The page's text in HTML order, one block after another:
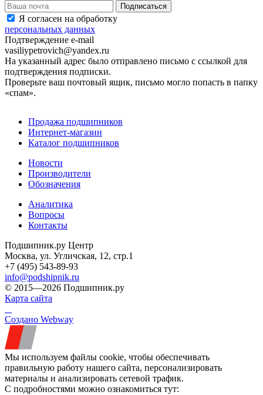
Я согласен на обработку
персональных данных
Подтверждение e-mail
vasiliypetrovich@yandex.ru
На указанный адрес было отправлено письмо с ссылкой для
подтверждения подписки.
Проверьте ваш почтовый ящик, письмо могло попасть в папку
«спам».
Продажа подшипников
Интернет-магазин
Каталог подшипников
Новости
Производители
Обозначения
Аналитика
Вопросы
Контакты
Подшипник.ру Центр
Москва, ул. Угличская, 12, стр.1
+7 (495) 543-89-93
info@podshipnik.ru
© 2015—2026 Подшипник.ру
Карта сайта
Создано Webway
Мы используем файлы cookie, чтобы обеспечивать
правильную работу нашего сайта, персонализировать
материалы и анализировать сетевой трафик.
С подробностями можно ознакомиться тут: